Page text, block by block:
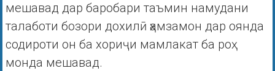
мешавад дар баробари таъмин намудани
талаботи бозори дохилӣ ҳамзамон дар оянда
содироти он ба хориҷи мамлакат ба роҳ
монда мешавад.